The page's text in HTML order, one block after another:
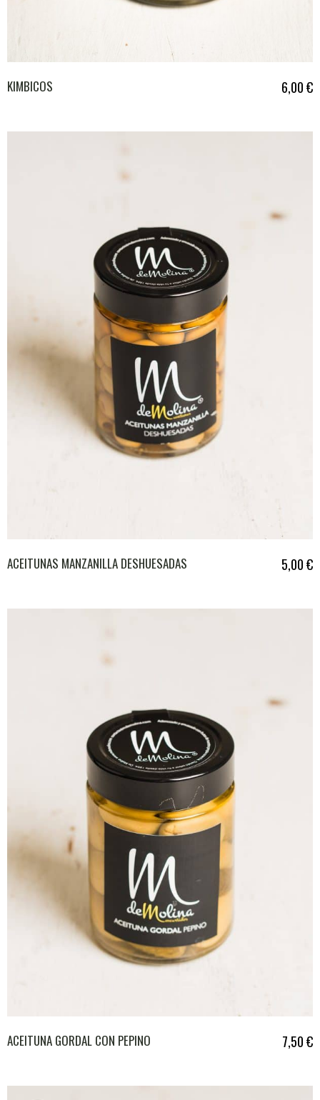
KIMBICOS 6,00€
ACEITUNAS MANZANILLA DESHUESADAS 5,00€
ACEITUNA GORDAL CON PEPINO 7,50€